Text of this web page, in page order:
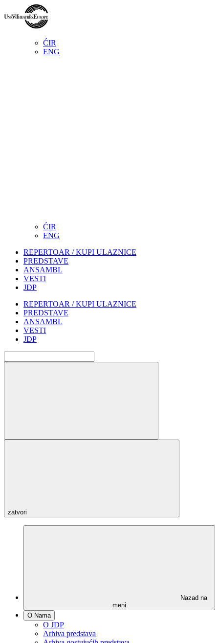
ĆIR
ENG
ĆIR
ENG
REPERTOAR / KUPI ULAZNICE
PREDSTAVE
ANSAMBL
VESTI
JDP
REPERTOAR / KUPI ULAZNICE
PREDSTAVE
ANSAMBL
VESTI
JDP
zatvori
Nazad na
meni
O Nama
O JDP
Arhiva predstava